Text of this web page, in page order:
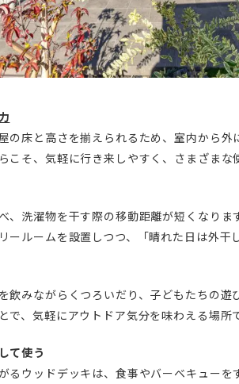
の床と高さを揃えられるため、室内から
こそ、気軽に行き来しやすく、さまざまな
、洗濯物を干す際の移動距離が短くなり
ールームを設置しつつ、「晴れた日は外干
飲みながらくつろいだり、子どもたちの
で、気軽にアウトドア気分を味わえる場所で
て使う
るウッドデッキは、食事やバーベキュー